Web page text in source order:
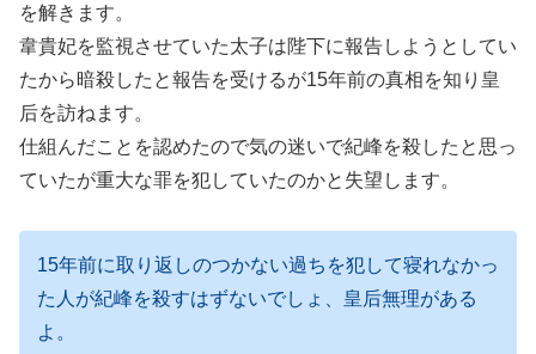
を解きます。
韋貴妃を監視させていた太子は陛下に報告しようとしてい
たから暗殺したと報告を受けるが15年前の真相を知り皇
后を訪ねます。
仕組んだことを認めたので気の迷いで紀峰を殺したと思っ
ていたが重大な罪を犯していたのかと失望します。
15年前に取り返しのつかない過ちを犯して寝れなかっ
た人が紀峰を殺すはずないでしょ、皇后無理がある
よ。